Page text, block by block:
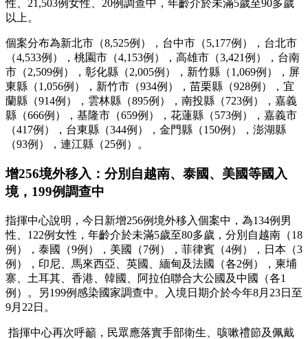
性、21,503例女性、20例調查中，年齡介於未滿5歲至90多歲
以上。
個案分布為新北市（8,525例），台中市（5,177例），台北市
（4,533例），桃園市（4,153例），高雄市（3,421例），台南
市（2,509例），彰化縣（2,005例），新竹縣（1,069例），屏
東縣（1,056例），新竹市（934例），苗栗縣（928例），宜
蘭縣（914例），雲林縣（895例），南投縣（723例），嘉義
縣（666例），基隆市（659例），花蓮縣（573例），嘉義市
（417例），台東縣（344例），金門縣（150例），澎湖縣
（93例），連江縣（25例）。
增256境外移入：分別自越南、泰國、美國等國入
境，199例調查中
指揮中心說明，今日新增256例境外移入個案中，為134例男
性、122例女性，年齡介於未滿5歲至80多歲，分別自越南（18
例），泰國（9例），美國（7例），菲律賓（4例），日本（3
例），印尼、馬來西亞、英國、緬甸及法國（各2例），柬埔
寨、土耳其、香港、韓國、阿拉伯聯合大公國及中國（各1
例）。另199例感染國家調查中。入境日期介於今年8月23日至
9月22日。
指揮中心再次呼籲，民眾應落實手部衛生、咳嗽禮節及佩戴